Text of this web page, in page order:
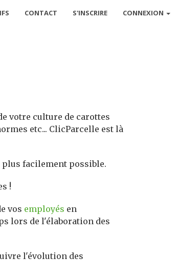
CONTACT S'INSCRIRE CONNEXION
votre culture de carottes
etc... ClicParcelle est là
facilement possible.
!
vos employés en
lors de l'élaboration des
l'évolution des